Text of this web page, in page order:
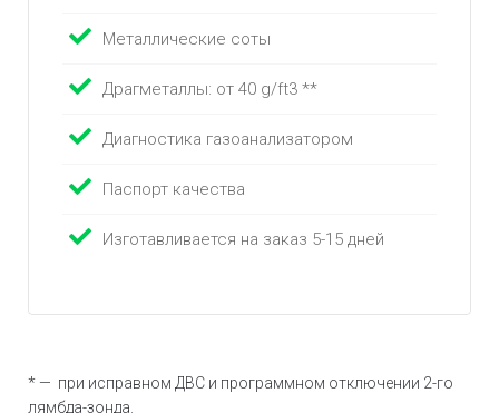
Металлические соты
Драгметаллы: от 40 g/ft3 **
Диагностика газоанализатором
Паспорт качества
Изготавливается на заказ 5-15 дней
* — при исправном ДВС и программном отключении 2-го
лямбда-зонда.